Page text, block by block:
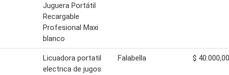
Juguera Portátil
Recargable
Profesional Maxi
blanco
Licuadora portatil
electrica de jugos
Falabella $ 40.000,00